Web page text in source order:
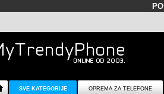
SVE KATEGORIJE OPREMA ZA TELEFONE